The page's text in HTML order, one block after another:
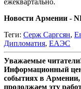
Новости Армении -
Теги: Серж Саргсян,
Дипломатия, ЕАЭС
Уважаемые
Информационный
событиях в
продолжаем эту